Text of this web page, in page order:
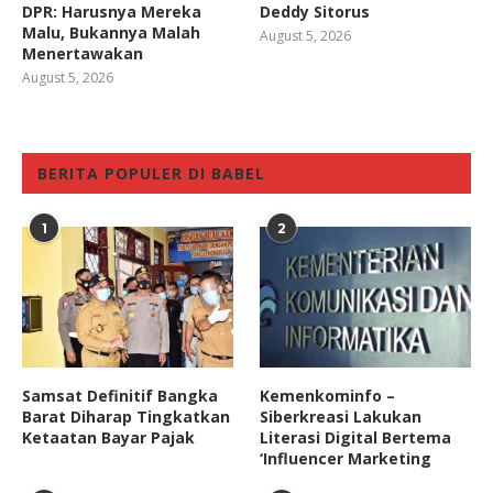
DPR: Harusnya Mereka
Malu, Bukannya Malah
Menertawakan
August 5, 2026
Deddy Sitorus
August 5, 2026
BERITA POPULER DI BABEL
1
Samsat Definitif Bangka
Barat Diharap Tingkatkan
Ketaatan Bayar Pajak
2
Kemenkominfo –
Siberkreasi Lakukan
Literasi Digital Bertema
‘Influencer Marketing